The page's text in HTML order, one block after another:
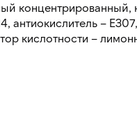
концентрированный,
антиокислитель –